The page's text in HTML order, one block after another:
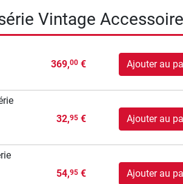
Vintage
369,00€ Ajouter au
32,95€ Ajouter au
54,95€ Ajouter au